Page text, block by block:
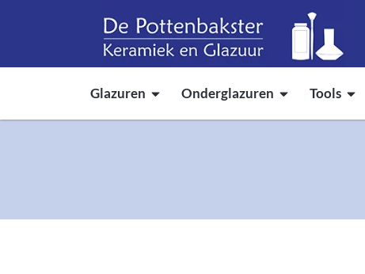
Glazuren Onderglazuren Tools